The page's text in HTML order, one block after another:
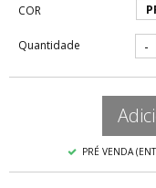
COR
Quantidade -
PRÉ VENDA